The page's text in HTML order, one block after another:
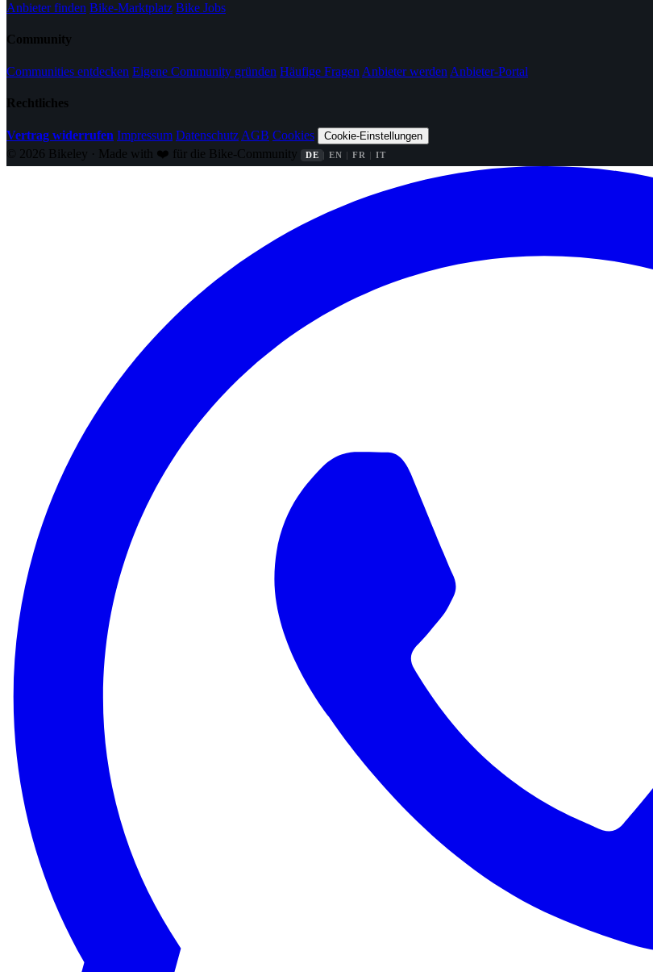
Anbieter finden Bike-Marktplatz Bike Jobs
Community
Communities entdecken Eigene Community gründen Häufige Fragen Anbieter werden Anbieter-Portal
Rechtliches
Vertrag widerrufen Impressum Datenschutz AGB Cookies Cookie-Einstellungen
© 2026 Bikeley · Made with ❤️ für die Bike-Community DE EN FR IT